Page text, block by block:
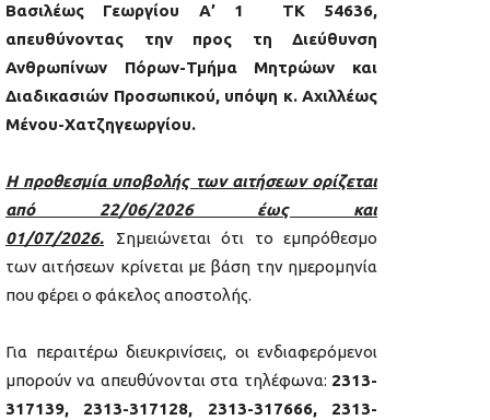
Βασιλέως Γεωργίου Α’ 1 ΤΚ 54636,
απευθύνοντας την προς τη Διεύθυνση
Ανθρωπίνων Πόρων-Τμήμα Μητρώων και
Διαδικασιών Προσωπικού, υπόψη κ. Αχιλλέως
Μένου-Χατζηγεωργίου.
Η προθεσμία υποβολής των αιτήσεων ορίζεται
από 22/06/2026 έως και
01/07/2026.
Σημειώνεται ότι το εμπρόθεσμο
των αιτήσεων κρίνεται με βάση την ημερομηνία
που φέρει ο φάκελος αποστολής.
Για περαιτέρω διευκρινίσεις, οι ενδιαφερόμενοι
μπορούν να απευθύνονται στα τηλέφωνα: 2313-
317139, 2313-317128, 2313-317666, 2313-